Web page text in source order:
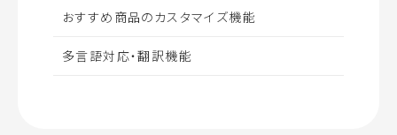
おすすめ商品のカスタマイズ機能
多言語対応・翻訳機能